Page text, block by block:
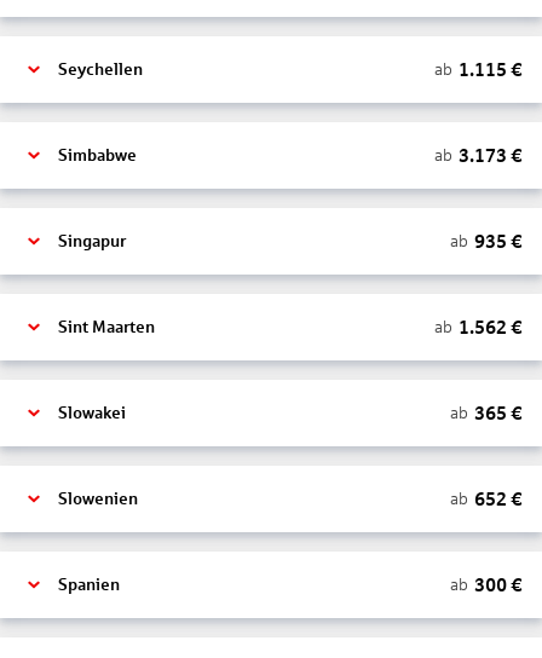
Seychellen ab 1.115 €
Simbabwe ab 3.173 €
Singapur ab 935 €
Sint Maarten ab 1.562 €
Slowakei ab 365 €
Slowenien ab 652 €
Spanien ab 300€